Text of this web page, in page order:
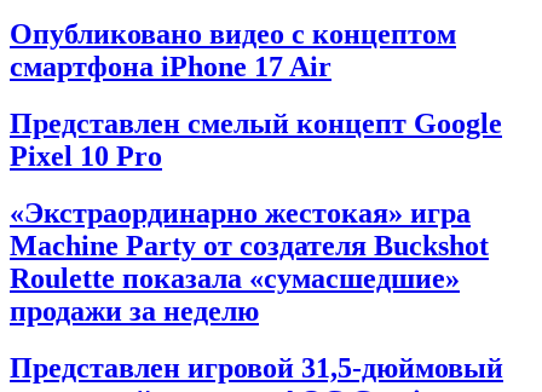
Опубликовано видео с концептом
смартфона iPhone 17 Air
Представлен смелый концепт Google
Pixel 10 Pro
«Экстраординарно жестокая» игра
Machine Party от создателя Buckshot
Roulette показала «сумасшедшие»
продажи за неделю
Представлен игровой 31,5-дюймовый